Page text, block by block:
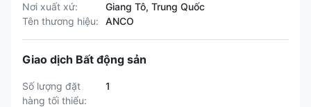
Nơi xuất xứ:
Giang Tô, Trung Quốc
Tên thương hiệu:
ANCO
Giao dịch Bất động sản
Số lượng đặt
hàng tối thiểu:
1